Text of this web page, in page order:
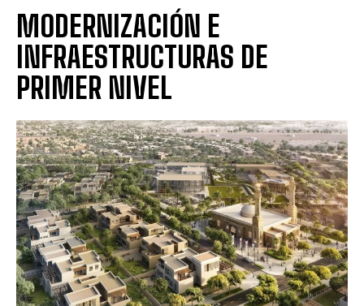
MODERNIZACIÓN E
INFRAESTRUCTURAS DE
PRIMER NIVEL